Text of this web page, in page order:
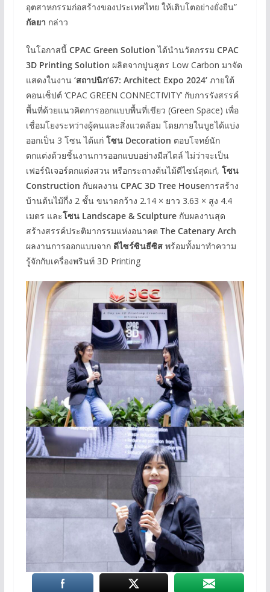
อุตสาหกรรมก่อสร้างของประเทศไทย ให้เติบโตอย่างยั่งยืน”
กัลยา กล่าว
ในโอกาสนี้ CPAC Green Solution ได้นำนวัตกรรม CPAC
3D Printing Solution ผลิตจากปูนสูตร Low Carbon มาจัด
แสดงในงาน ‘สถาปนิก’67: Architect Expo 2024’ ภายใต้
คอนเซ็ปต์ ‘CPAC GREEN CONNECTIVITY’ กับการรังสรรค์
พื้นที่ด้วยแนวคิดการออกแบบพื้นที่เขียว (Green Space) เพื่อ
เชื่อมโยงระหว่างผู้คนและสิ่งแวดล้อม โดยภายในบูธได้แบ่ง
ออกเป็น 3 โซน ได้แก่ โซน Decoration ตอบโจทย์นัก
ตกแต่งด้วยชิ้นงานการออกแบบอย่างมีสไตล์ ไม่ว่าจะเป็น
เฟอร์นิเจอร์ตกแต่งสวน หรือกระถางต้นไม้ดีไซน์สุดเก๋, โซน
Construction กับผลงาน CPAC 3D Tree Houseการสร้าง
บ้านต้นไม้กึ่ง 2 ชั้น ขนาดกว้าง 2.14 × ยาว 3.63 × สูง 4.4
เมตร และโซน Landscape & Sculpture กับผลงานสุด
สร้างสรรค์ประติมากรรมแห่งอนาคต The Catenary Arch
ผลงานการออกแบบจากดีไซร์ซินธีซิส พร้อมทั้งมาทำความ
รู้จักกับเครื่องพรินท์ 3D Printing